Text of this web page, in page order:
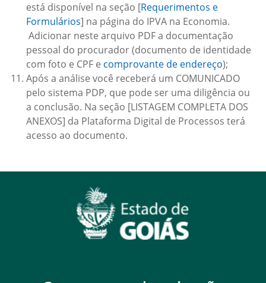
está disponível na seção [Requerimentos e
Formulários] na página do IPVA na Economia.
Adicionar neste arquivo PDF a documentação
pessoal do procurador (documento de identidade
com foto e CPF e comprovante de endereço);
Após a análise você receberá um COMUNICADO
pelo sistema PDP, que pode ser uma diligência ou
a conclusão. Na seção [LISTAGEM COMPLETA DOS
ANEXOS] da Plataforma Digital de Processos terá
acesso ao documento.